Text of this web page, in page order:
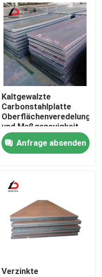
Kaltgewalzte
Carbonstahlplatte
Oberflächenveredelung
und Maßgenauigkeit
geeignet für
Präzisionsteile
Anfrage absenden
Verzinkte